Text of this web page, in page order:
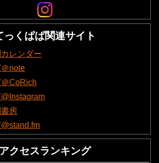
っくぱぱ関連サイト
レンダー
note
CoRich
房
アクセスランキング